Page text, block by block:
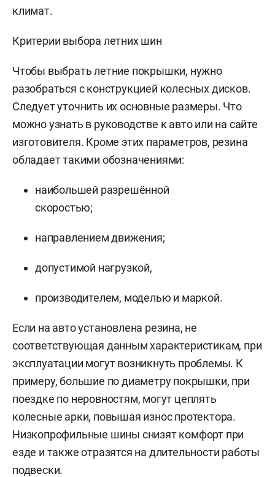
климат.
Критерии выбора летних шин
Чтобы выбрать летние покрышки, нужно
разобраться с конструкцией колесных дисков.
Следует уточнить их основные размеры. Что
можно узнать в руководстве к авто или на сайте
изготовителя. Кроме этих параметров, резина
обладает такими обозначениями:
наибольшей разрешённой
скоростью;
направлением движения;
допустимой нагрузкой,
производителем, моделью и маркой.
Если на авто установлена резина, не
соответствующая данным характеристикам, при
эксплуатации могут возникнуть проблемы. К
примеру, большие по диаметру покрышки, при
поездке по неровностям, могут цеплять
колесные арки, повышая износ протектора.
Низкопрофильные шины снизят комфорт при
езде и также отразятся на длительности работы
подвески.